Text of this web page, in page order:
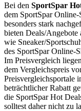
Bei den SportSpar
dem SportSpar
besonders stark
bieten Deals/Angebote
wie Sneaker/
des SportSpar Online-
Im Preisvergleich
dem Vergleichspreis
Preisvergleichsportale
beträchtlicher Rabatt
die SportSpar Hot
solltest daher nicht zu